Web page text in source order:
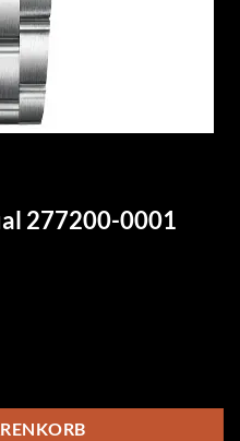
277200-0001
€.